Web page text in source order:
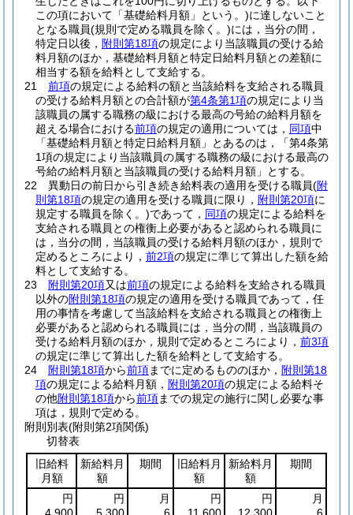
この項において「基礎給料月額」という。)に達しないこと
となる職員(規則で定める職員を除く。)には，当分の間，
特定日以後， 附則第18項の規定により当該職員の受ける給
料月額のほか，基礎給料月額と特定日給料月額との差額に
相当する額を給料として支給する。
21
前項の規定による給料の額と当該給料を支給される職員
の受ける給料月額との合計額が第4条第1項の規定により当
該職員の属する職務の級における最高の号給の給料月額を
超える場合における前項の規定の適用については， 同項中
「基礎給料月額と特定日給料月額」とあるのは，「第4条第
1項の規定により当該職員の属する職務の級における最高の
号給の給料月額と当該職員の受ける給料月額」とする。
22
異動日の前日から引き続き給料表の適用を受ける職員(附
則第18項の規定の適用を受ける職員に限り， 附則第20項に
規定する職員を除く。)であって， 同項の規定による給料を
支給される職員との権衡上必要があると認められる職員に
は，当分の間，当該職員の受ける給料月額のほか，規則で
定めるところにより， 前2項の規定に準じて算出した額を給
料として支給する。
23
附則第20項又は前項の規定による給料を支給される職員
以外の附則第18項の規定の適用を受ける職員であって，任
用の事情を考慮して当該給料を支給される職員との権衡上
必要があると認められる職員には，当分の間，当該職員の
受ける給料月額のほか，規則で定めるところにより， 前3項
の規定に準じて算出した額を給料として支給する。
24
附則第18項から前項までに定めるもののほか， 附則第18
項の規定による給料月額， 附則第20項の規定による給料そ
の他附則第18項から前項までの規定の施行に関し必要な事
項は，規則で定める。
附則別表(附則第2項関係)
切替表
旧給料
月額
新給料月
額
期間
旧給料月
額
新給料月
額
期間
円
円
月
円
円
月